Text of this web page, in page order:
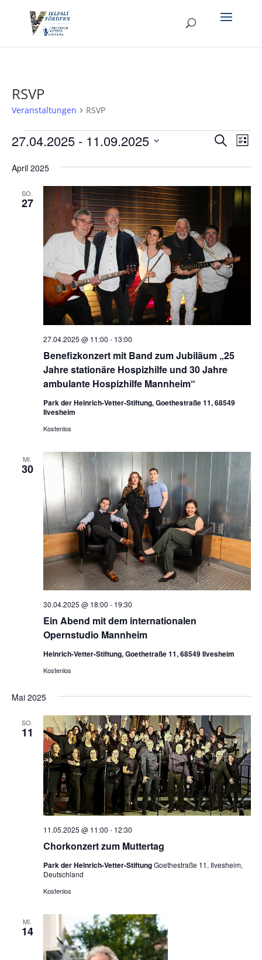
RSVP
Veranstaltungen RSVP
Veranstaltungen
und
SucheListe
27.04.2025 - 11.09.2025
wählen.
April 2025
SO.
27
Benefizkonzert mit Band zum Jubiläum „25
Jahre stationäre Hospizhilfe und 30 Jahre
ambulante Hospizhilfe Mannheim“
27.04.2025 @ 11:00 - 13:00
Park der Heinrich-Vetter-Stiftung, Goethestraße 11, 68549
Ilvesheim
Kostenlos
MI.
30
Ein Abend mit dem internationalen
Opernstudio Mannheim
30.04.2025 @ 18:00 - 19:30
Heinrich-Vetter-Stiftung, Goethetraße 11, 68549 Ilvesheim
Kostenlos
Mai 2025
SO.
11
Chorkonzert zum Muttertag
11.05.2025 @ 11:00 - 12:30
Park der Heinrich-Vetter-StiftungGoethestraße 11, Ilvesheim,
Deutschland
Kostenlos
MI.
14